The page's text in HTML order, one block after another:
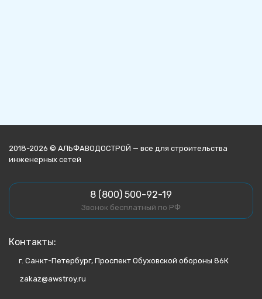
2018-2026 © АЛЬФАВОДОСТРОЙ — все для строительства
инженерных сетей
8 (800) 500-92-19
Звонок бесплатный по РФ
Контакты:
г. Санкт-Петербург, Проспект Обуховской обороны 86К
zakaz@awstroy.ru